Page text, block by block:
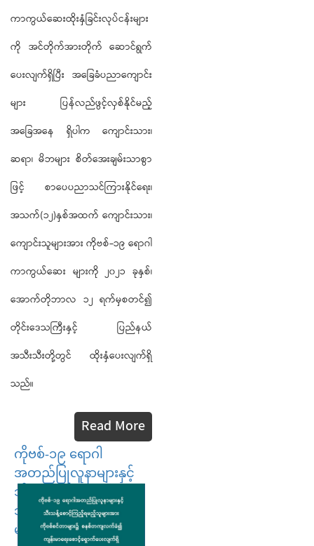
ကာကွယ်ဆေးထိုးနှံခြင်းလုပ်ငန်းများ
ကို အင်တိုက်အားတိုက် ဆောင်ရွက်
ပေးလျက်ရှိပြီး အခြေခံပညာကျောင်း
များ ပြန်လည်ဖွင့်လှစ်နိုင်မည့်
အခြေအနေ ရှိပါက ကျောင်းသား၊
ဆရာ၊ မိဘများ စိတ်အေးချမ်းသာစွာ
ဖြင့် စာပေပညာသင်ကြားနိုင်ရေး၊
အသက်(၁၂)နှစ်အထက် ကျောင်းသား၊
ကျောင်းသူများအား ကိုဗစ်-၁၉ ရောဂါ
ကာကွယ်ဆေး များကို ၂၀၂၁ ခုနှစ်၊
အောက်တိုဘာလ ၁၂ ရက်မှစတင်၍
တိုင်းဒေသကြီးနှင့် ပြည်နယ်
အသီးသီးတို့တွင် ထိုးနှံပေးလျက်ရှိ
သည်။
Read More
ကိုဗစ်-၁၉ ရောဂါ
အတည်ပြုလူနာများနှင့်
သီးသန့်စောင့်ကြည့်ရမည့်
သူများအား ကိုဗစ်စင်တာ
များ၌ စနစ်တကျ